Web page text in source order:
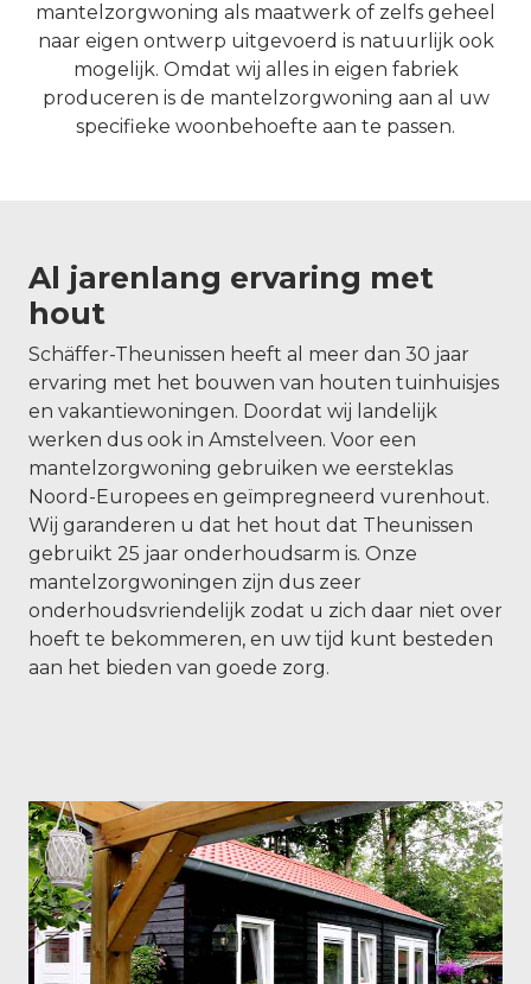
mantelzorgwoning als maatwerk of zelfs geheel
naar eigen ontwerp uitgevoerd is natuurlijk ook
mogelijk. Omdat wij alles in eigen fabriek
produceren is de mantelzorgwoning aan al uw
specifieke woonbehoefte aan te passen.
Al jarenlang ervaring met
hout
Schäffer-Theunissen heeft al meer dan 30 jaar
ervaring met het bouwen van houten tuinhuisjes
en vakantiewoningen. Doordat wij landelijk
werken dus ook in Amstelveen. Voor een
mantelzorgwoning gebruiken we eersteklas
Noord-Europees en geïmpregneerd vurenhout.
Wij garanderen u dat het hout dat Theunissen
gebruikt 25 jaar onderhoudsarm is. Onze
mantelzorgwoningen zijn dus zeer
onderhoudsvriendelijk zodat u zich daar niet over
hoeft te bekommeren, en uw tijd kunt besteden
aan het bieden van goede zorg.